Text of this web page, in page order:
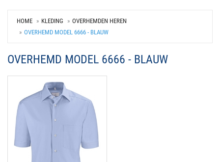
HOME KLEDING
OVERHEMDEN HEREN
OVERHEMD MODEL 6666 - BLAUW
OVERHEMD MODEL 6666 - BLAUW